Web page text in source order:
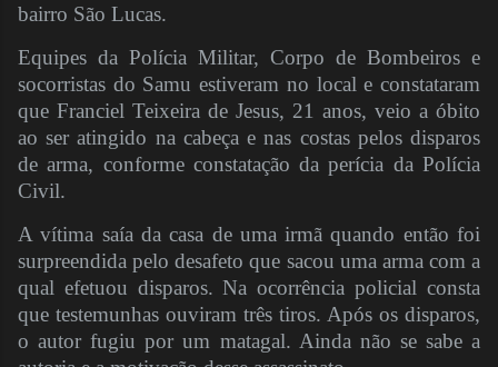
bairro São Lucas.
Equipes da Polícia Militar, Corpo de Bombeiros e
socorristas do Samu estiveram no local e constataram
que Franciel Teixeira de Jesus, 21 anos, veio a óbito
ao ser atingido na cabeça e nas costas pelos disparos
de arma, conforme constatação da perícia da Polícia
Civil.
A vítima saía da casa de uma irmã quando então foi
surpreendida pelo desafeto que sacou uma arma com a
qual efetuou disparos. Na ocorrência policial consta
que testemunhas ouviram três tiros. Após os disparos,
o autor fugiu por um matagal. Ainda não se sabe a